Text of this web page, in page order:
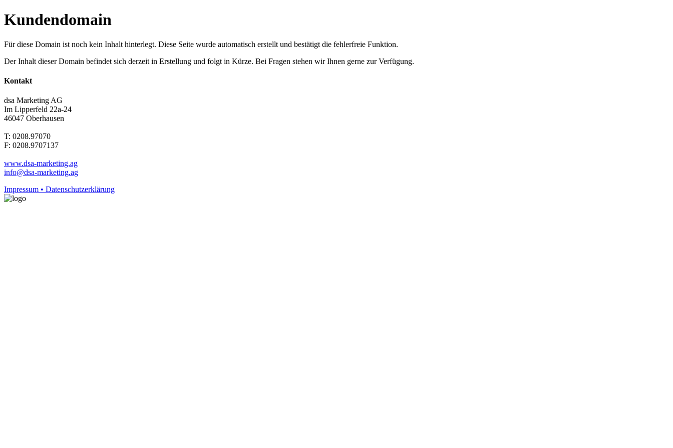
Kundendomain
Für diese Domain ist noch kein Inhalt hinterlegt. Diese Seite wurde automatisch erstellt und bestätigt die fehlerfreie Funktion.
Der Inhalt dieser Domain befindet sich derzeit in Erstellung und folgt in Kürze. Bei Fragen stehen wir Ihnen gerne zur Verfügung.
Kontakt
dsa Marketing AG
Im Lipperfeld 22a-24
46047 Oberhausen
T: 0208.97070
F: 0208.9707137
www.dsa-marketing.ag
info@dsa-marketing.ag
Impressum • Datenschutzerklärung